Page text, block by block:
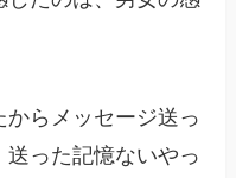
らメッセージ送っ
送った記憶ないやっ